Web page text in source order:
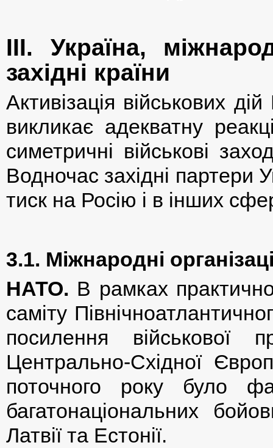
ІІІ. Україна,
західні країни
Активізація військових
викликає адекватну
симетричні військові
Водночас західні партери
тиск на Росію і в інших
3.1. Міжнародні
НАТО. В рамках
саміту
посилення військової
Центрально-Східної
поточного року було
багатонаціональних
Латвії та Естонії.